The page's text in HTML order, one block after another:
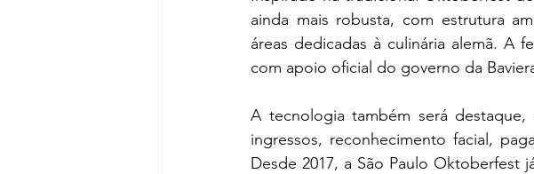
ainda mais robusta, com estrutura
áreas dedicadas à culinária alemã. A
com apoio oficial do governo da
A tecnologia também será
ingressos, reconhecimento facial,
Desde 2017, a São Paulo Oktoberfest